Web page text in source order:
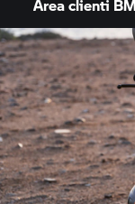
Area clienti